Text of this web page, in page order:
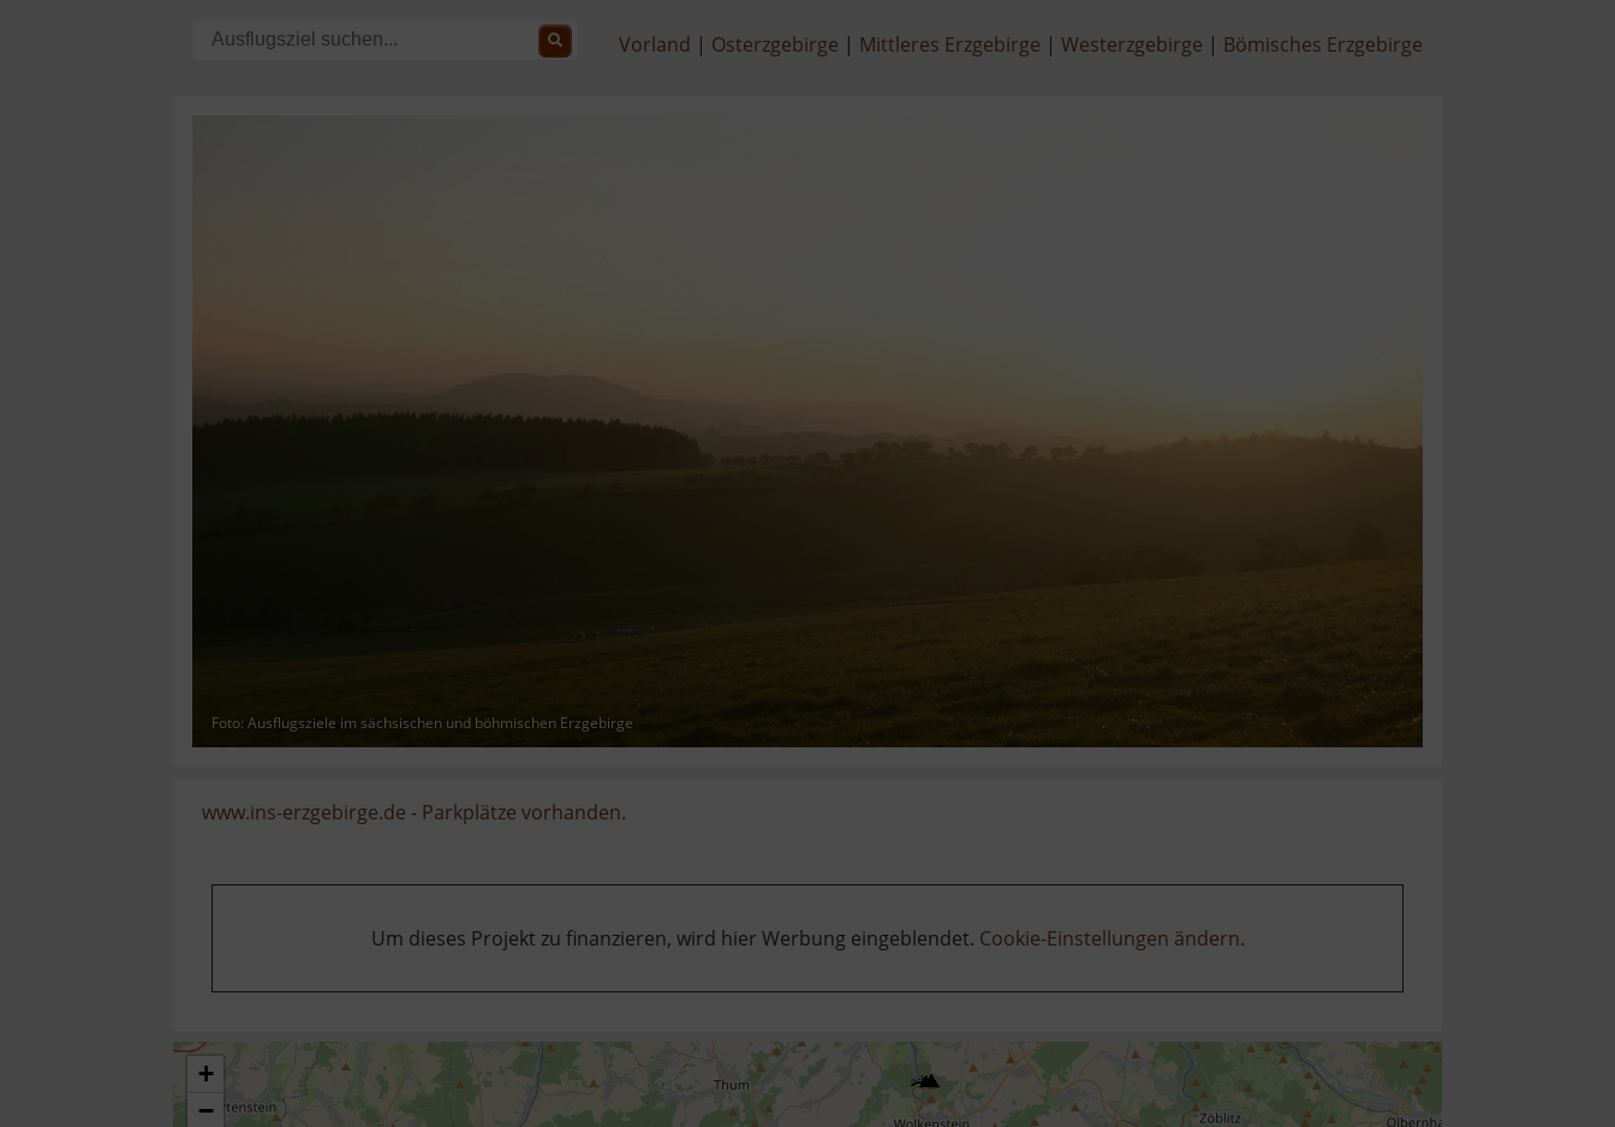
Vorland Osterzgebirge Mittleres Erzgebirge Westerzgebirge Bömisches Erzgebirge
Foto: Ausflugsziele im sächsischen und böhmischen Erzgebirge
www.ins-erzgebirge.de - Parkplätze vorhanden.
Um dieses Projekt zu finanzieren, wird hier Werbung eingeblendet. Cookie-Einstellungen ändern.
+
−